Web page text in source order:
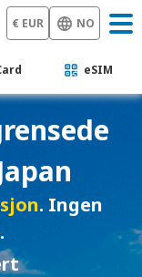
€ EUR NO
eSIM
. Ingen